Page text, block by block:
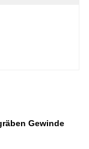
Gewinde